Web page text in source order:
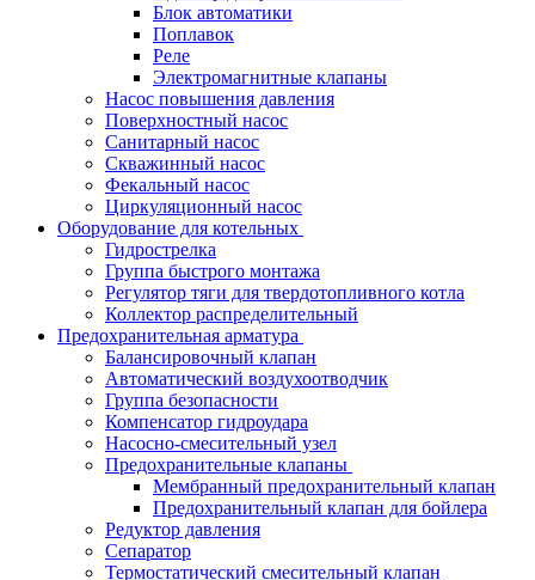
Блок автоматики
Поплавок
Реле
Электромагнитные клапаны
Насос повышения давления
Поверхностный насос
Санитарный насос
Скважинный насос
Фекальный насос
Циркуляционный насос
Оборудование для котельных
Гидрострелка
Группа быстрого монтажа
Регулятор тяги для твердотопливного котла
Коллектор распределительный
Предохранительная арматура
Балансировочный клапан
Автоматический воздухоотводчик
Группа безопасности
Компенсатор гидроудара
Насосно-смесительный узел
Предохранительные клапаны
Мембранный предохранительный клапан
Предохранительный клапан для бойлера
Редуктор давления
Сепаратор
Термостатический смесительный клапан